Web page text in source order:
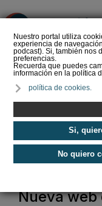
Nuestro portal utiliza
experiencia de
podcast). Si, también nos
preferencias.
Recuerda que puedes
información en la política
política de cookies.
Si,
No quiero
Nueva web